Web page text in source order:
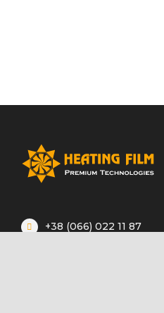
+38 (066) 022 11 87